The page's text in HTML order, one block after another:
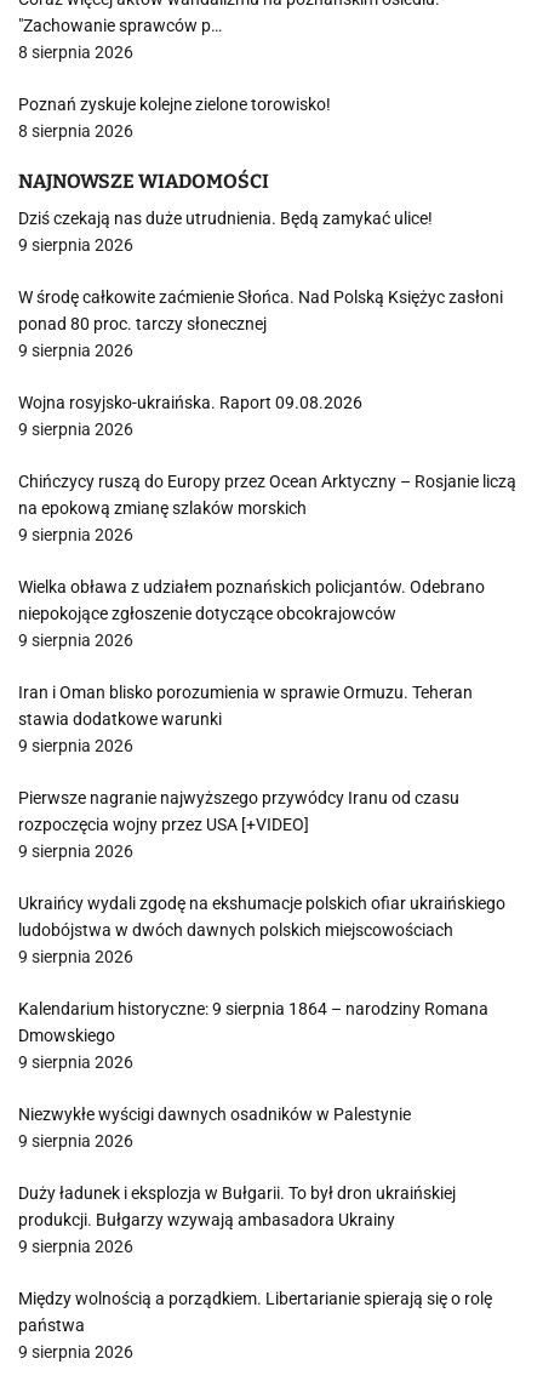
"Zachowanie sprawców p…
8 sierpnia 2026
Poznań zyskuje kolejne zielone torowisko!
8 sierpnia 2026
NAJNOWSZE WIADOMOŚCI
Dziś czekają nas duże utrudnienia. Będą zamykać ulice!
9 sierpnia 2026
W środę całkowite zaćmienie Słońca. Nad Polską Księżyc zasłoni
ponad 80 proc. tarczy słonecznej
9 sierpnia 2026
Wojna rosyjsko-ukraińska. Raport 09.08.2026
9 sierpnia 2026
Chińczycy ruszą do Europy przez Ocean Arktyczny – Rosjanie liczą
na epokową zmianę szlaków morskich
9 sierpnia 2026
Wielka obława z udziałem poznańskich policjantów. Odebrano
niepokojące zgłoszenie dotyczące obcokrajowców
9 sierpnia 2026
Iran i Oman blisko porozumienia w sprawie Ormuzu. Teheran
stawia dodatkowe warunki
9 sierpnia 2026
Pierwsze nagranie najwyższego przywódcy Iranu od czasu
rozpoczęcia wojny przez USA [+VIDEO]
9 sierpnia 2026
Ukraińcy wydali zgodę na ekshumacje polskich ofiar ukraińskiego
ludobójstwa w dwóch dawnych polskich miejscowościach
9 sierpnia 2026
Kalendarium historyczne: 9 sierpnia 1864 – narodziny Romana
Dmowskiego
9 sierpnia 2026
Niezwykłe wyścigi dawnych osadników w Palestynie
9 sierpnia 2026
Duży ładunek i eksplozja w Bułgarii. To był dron ukraińskiej
produkcji. Bułgarzy wzywają ambasadora Ukrainy
9 sierpnia 2026
Między wolnością a porządkiem. Libertarianie spierają się o rolę
państwa
9 sierpnia 2026